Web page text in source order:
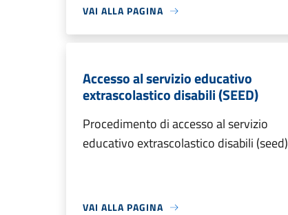
VAI ALLA PAGINA
Accesso al servizio educativo
extrascolastico disabili (SEED)
Procedimento di accesso al servizio
educativo extrascolastico disabili (seed)
VAI ALLA PAGINA